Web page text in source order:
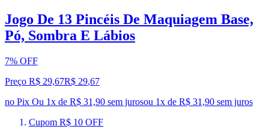
Jogo De 13 Pincéis De Maquiagem Base,
Pó, Sombra E Lábios
7% OFF
Preço R$ 29,67R$ 29,67
no Pix Ou 1x de R$ 31,90 sem jurosou 1x de R$ 31,90 sem juros
Cupom R$ 10 OFF